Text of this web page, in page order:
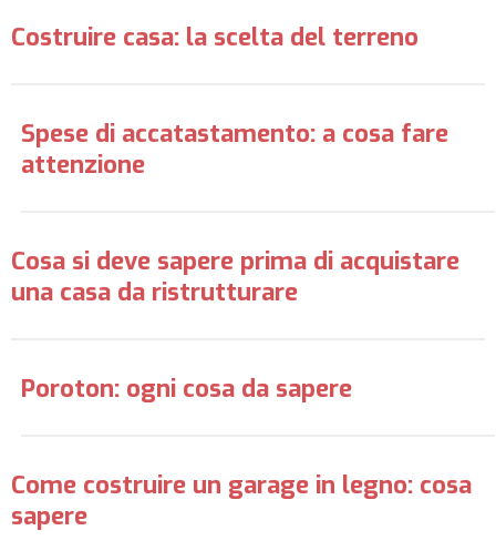
Costruire casa: la scelta del terreno
Spese di accatastamento: a cosa fare
attenzione
Cosa si deve sapere prima di acquistare
una casa da ristrutturare
Poroton: ogni cosa da sapere
Come costruire un garage in legno: cosa
sapere